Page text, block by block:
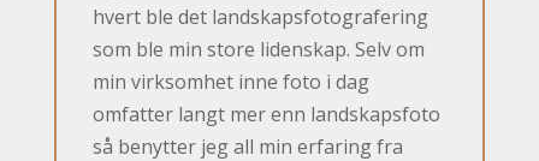
hvert ble det landskapsfotografering
som ble min store lidenskap. Selv om
min virksomhet inne foto i dag
omfatter langt mer enn landskapsfoto
så benytter jeg all min erfaring fra